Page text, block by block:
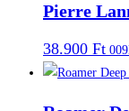
Pierre
38.900 Ft